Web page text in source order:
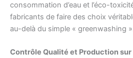
consommation d’eau et l’éco-
fabricants de faire des choix
au-delà du simple « greenwashing
Contrôle Qualité et Production sur